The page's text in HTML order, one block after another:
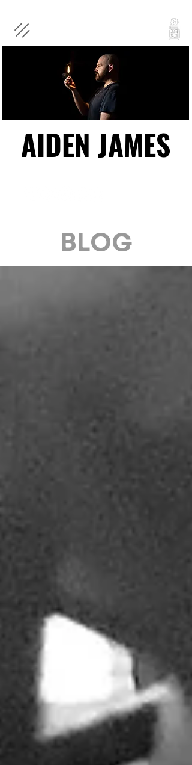
AIDEN JAMES
AIDEN JAMES
BLOG